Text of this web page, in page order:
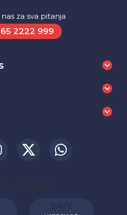
za sva pitanja
65 2222 999
VREME: